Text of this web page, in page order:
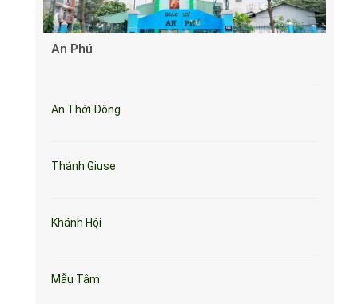
An Phú
An Thới Đông
Thánh Giuse
Khánh Hội
Mẫu Tâm